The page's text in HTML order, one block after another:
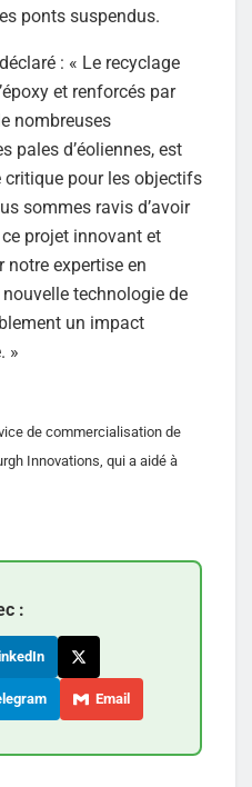
ponts suspendus.
: « Le recyclage
et renforcés par
nombreuses
pales d’éoliennes, est
critique pour les objectifs
sommes ravis d’avoir
projet innovant et
notre expertise en
technologie de
un impact
»
de commercialisation de
Innovations, qui a aidé à
:
Email